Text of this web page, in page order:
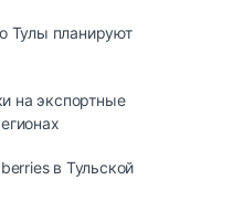
Тулы планируют
на экспортные
в Тульской